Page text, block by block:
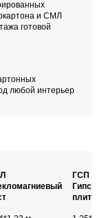
и СМЛ
готовой
любой интерьер
ГСП
плита